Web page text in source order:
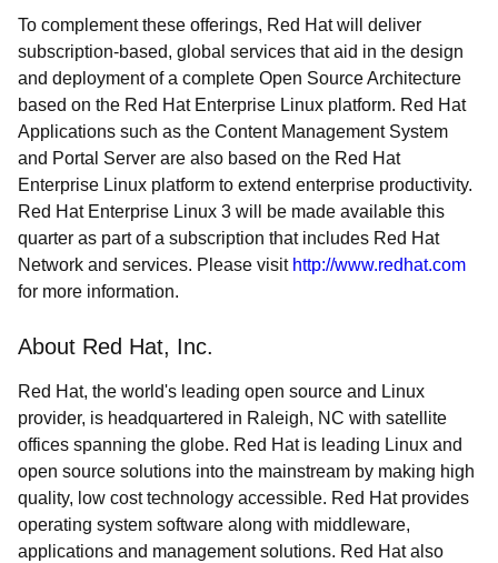
To complement these offerings, Red Hat will deliver
subscription-based, global services that aid in the design
and deployment of a complete Open Source Architecture
based on the Red Hat Enterprise Linux platform. Red Hat
Applications such as the Content Management System
and Portal Server are also based on the Red Hat
Enterprise Linux platform to extend enterprise productivity.
Red Hat Enterprise Linux 3 will be made available this
quarter as part of a subscription that includes Red Hat
Network and services. Please visit http://www.redhat.com
for more information.
About Red Hat, Inc.
Red Hat, the world's leading open source and Linux
provider, is headquartered in Raleigh, NC with satellite
offices spanning the globe. Red Hat is leading Linux and
open source solutions into the mainstream by making high
quality, low cost technology accessible. Red Hat provides
operating system software along with middleware,
applications and management solutions. Red Hat also